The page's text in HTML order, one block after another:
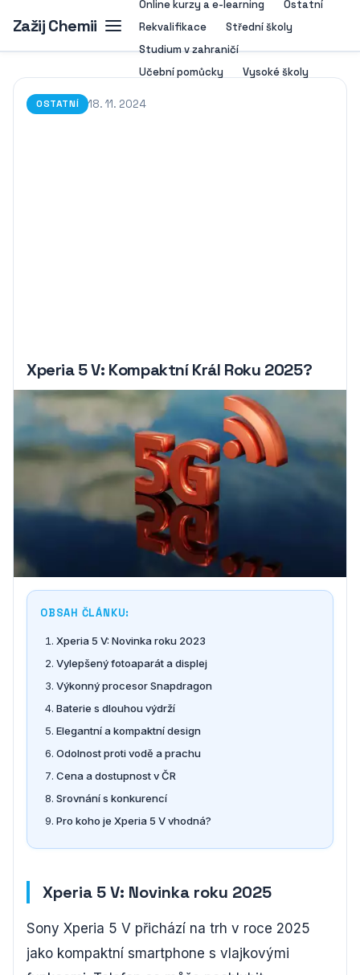
Zažij Chemii
Online kurzy a e-learning
Ostatní
Rekvalifikace
Střední školy
Studium v zahraničí
Učební pomůcky
Vysoké školy
OSTATNÍ 18. 11. 2024
Xperia 5 V: Kompaktní Král Roku 2025?
OBSAH ČLÁNKU:
Xperia 5 V: Novinka roku 2023
Vylepšený fotoaparát a displej
Výkonný procesor Snapdragon
Baterie s dlouhou výdrží
Elegantní a kompaktní design
Odolnost proti vodě a prachu
Cena a dostupnost v ČR
Srovnání s konkurencí
Pro koho je Xperia 5 V vhodná?
Xperia 5 V: Novinka roku 2025
Sony Xperia 5 V přichází na trh v roce 2025
jako kompaktní smartphone s vlajkovými